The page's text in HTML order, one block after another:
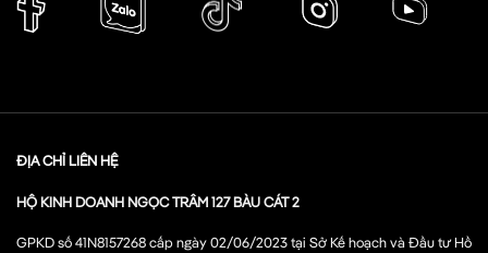
ĐỊA CHỈ LIÊN HỆ
HỘ KINH DOANH NGỌC TRÂM 127 BÀU CÁT 2
GPKD số 41N8157268 cấp ngày 02/06/2023 tại Sở Kế hoạch và Đầu tư Hồ